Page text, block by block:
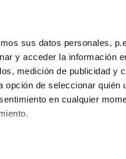
sus datos personales,
y acceder la información
medición de publicidad y
opción de seleccionar quién
en cualquier
Habitaciones